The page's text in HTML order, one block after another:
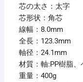
芯の太さ：太字
芯形状：角芯
線幅：8.0mm
全長：123.3mm
軸径：24.1mm
材質：軸:PP樹脂
重量：400g